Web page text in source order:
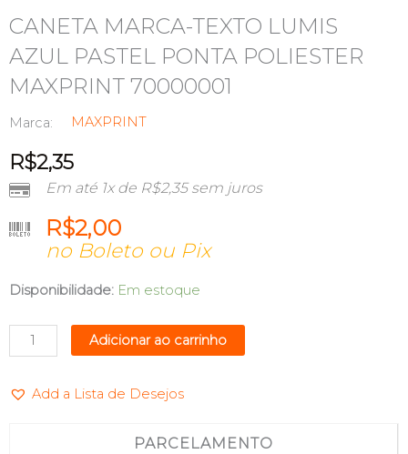
CANETA MARCA-TEXTO LUMIS
AZUL PASTEL PONTA POLIESTER
MAXPRINT 70000001
Marca: MAXPRINT
R$2,35
Em até 1x de R$2,35sem juros
R$2,00
no Boleto ou Pix
Disponibilidade: Em estoque
CANETA
TEXTO
LUMIS
PASTEL
Adicionar ao carrinho
Add a Lista de Desejos
PARCELAMENTO